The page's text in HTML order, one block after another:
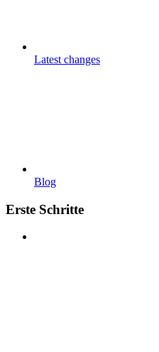
Latest changes
Blog
Erste Schritte